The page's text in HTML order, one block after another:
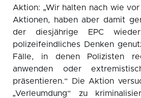
Aktion: „Wir halten nach wie
Aktionen, haben aber damit
der diesjährige EPC
polizeifeindliches Denken
Fälle, in denen Polizisten
anwenden oder
präsentieren.“ Die Aktion
„Verleumdung“ zu